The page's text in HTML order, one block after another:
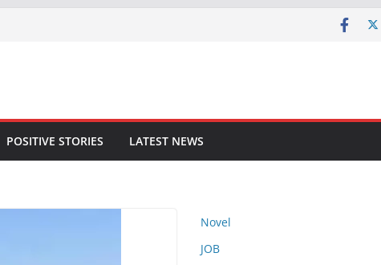
POSITIVE STORIES LATEST NEWS
Novel
JOB